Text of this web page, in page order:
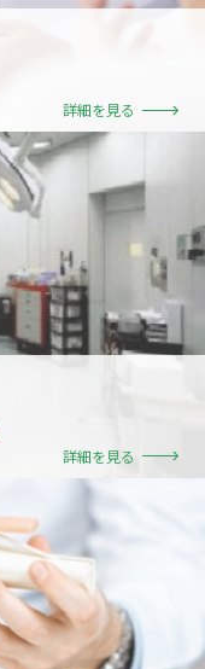
詳細を見る
詳細を見る